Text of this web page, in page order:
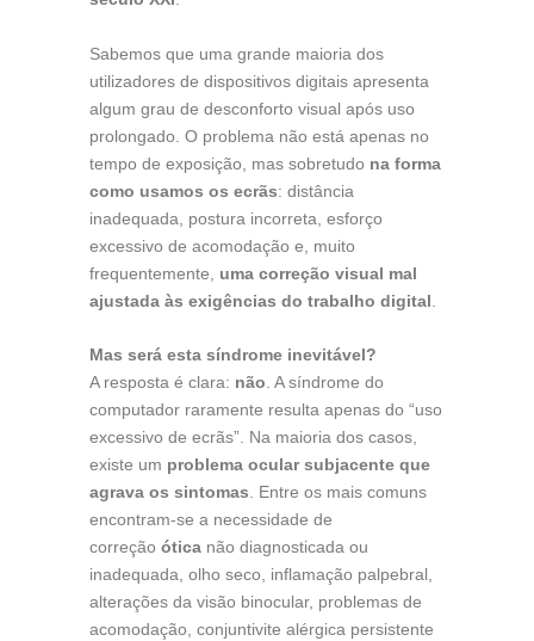
Sabemos que uma grande maioria dos
utilizadores de dispositivos digitais apresenta
algum grau de desconforto visual após uso
prolongado. O problema não está apenas no
tempo de exposição, mas sobretudo na forma
como usamos os ecrãs: distância
inadequada, postura incorreta, esforço
excessivo de acomodação e, muito
frequentemente, uma correção visual mal
ajustada às exigências do trabalho digital
Mas será esta síndrome inevitável?
A resposta é clara: não. A síndrome do
computador raramente resulta apenas do “uso
excessivo de ecrãs”. Na maioria dos casos,
existe um problema ocular subjacente que
agrava os sintomas. Entre os mais comuns
encontram-se a necessidade de
correção óticanão diagnosticada ou
inadequada, olho seco, inflamação palpebral,
alterações da visão binocular, problemas de
acomodação, conjuntivite alérgica persistente